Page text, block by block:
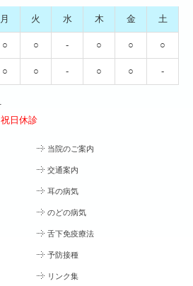
月 火 水 木 金 土
○ ○ - ○ ○ ○
○ ○ - ○ ○ -
日休診
当院のご案内
交通案内
耳の病気
のどの病気
舌下免疫療法
予防接種
リンク集